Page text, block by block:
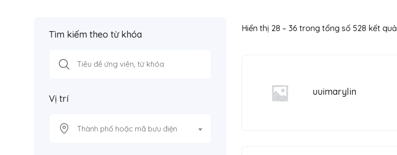
Tìm kiếm theo từ khóa
Vị trí
Thành phố hoặc mã bưu điện
Hiển thị 28 – 36 trong tổng số 528 kết quả
uuimarylin